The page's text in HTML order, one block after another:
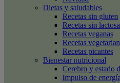
Dietas y saludables
Recetas sin gluten
Recetas sin lactosa
Recetas veganas
Recetas
Recetas picantes
Bienestar nutricional
Cerebro y estado
Impulso de energía